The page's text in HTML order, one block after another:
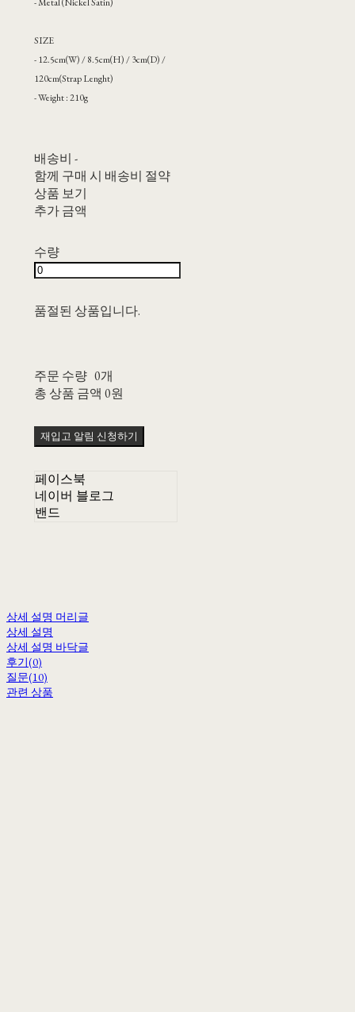
SIZE
- 12.5cm(W) / 8.5cm(H) / 3cm(D) /
120cm(Strap Lenght)
- Weight : 210g
배송비 -
함께 구매 시 배송비 절약
상품 보기
추가 금액
수량
품절된 상품입니다.
주문 수량 0개
총 상품 금액 0원
재입고 알림 신청하기
페이스북
네이버 블로그
밴드
상세 설명 머리글
상세 설명
상세 설명 바닥글
후기(0)
질문(10)
관련 상품